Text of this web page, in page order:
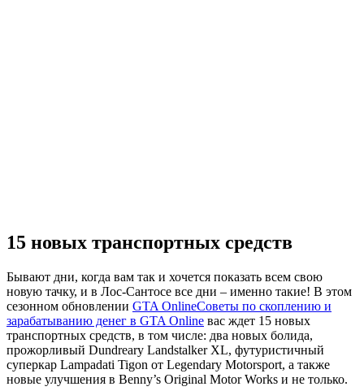
15 новых транспортных средств
Бывают дни, когда вам так и хочется показать всем свою
новую тачку, и в Лос-Сантосе все дни – именно такие! В этом
сезонном обновлении GTA OnlineСоветы по скоплению и
зарабатыванию денег в GTA Online вас ждет 15 новых
транспортных средств, в том числе: два новых болида,
прожорливый Dundreary Landstalker XL, футуристичный
суперкар Lampadati Tigon от Legendary Motorsport, а также
новые улучшения в Benny’s Original Motor Works и не только.